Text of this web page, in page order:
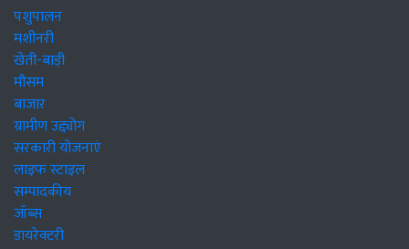
पशुपालन
मशीनरी
खेती-बाड़ी
मौसम
बाजार
ग्रामीण उद्द्योग
सरकारी योजनाएं
लाइफ स्टाइल
सम्पादकीय
जॉब्स
डायरेक्टरी